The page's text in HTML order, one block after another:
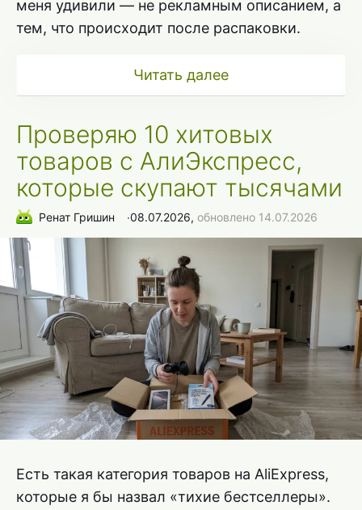
меня удивили — не рекламным описанием, а
тем, что происходит после распаковки.
Читать далее
Проверяю 10 хитовых
товаров с АлиЭкспресс,
которые скупают тысячами
Ренат Гришин ∙08.07.2026, обновлено 14.07.2026
Есть такая категория товаров на AliExpress,
которые я бы назвал «тихие бестселлеры».